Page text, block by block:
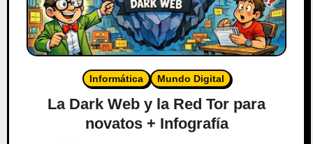
Informática Mundo Digital
La Dark Web y la Red Tor para
novatos + Infografía